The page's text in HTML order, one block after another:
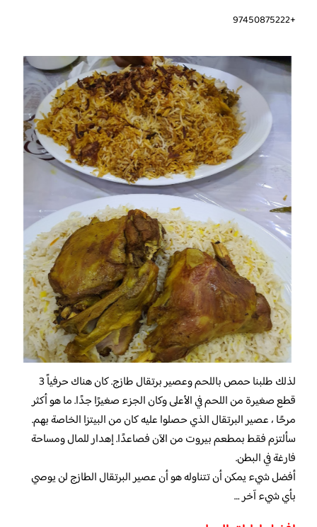
+97450875222
لذلك طلبنا حمص باللحم وعصير برتقال طازج. كان هناك حرفياً 3
قطع صغيرة من اللحم في الأعلى وكان الجزء صغيرًا جدًا. ما هو أكثر
مرحًا ، عصير البرتقال الذي حصلوا عليه كان من البيتزا الخاصة بهم.
سألتزم فقط بمطعم بيروت من الآن فصاعدًا. إهدار للمال ومساحة
فارغة في البطن.
أفضل شيء يمكن أن تتناوله هو أن عصير البرتقال الطازج لن يوصي
بأي شيء آخر …